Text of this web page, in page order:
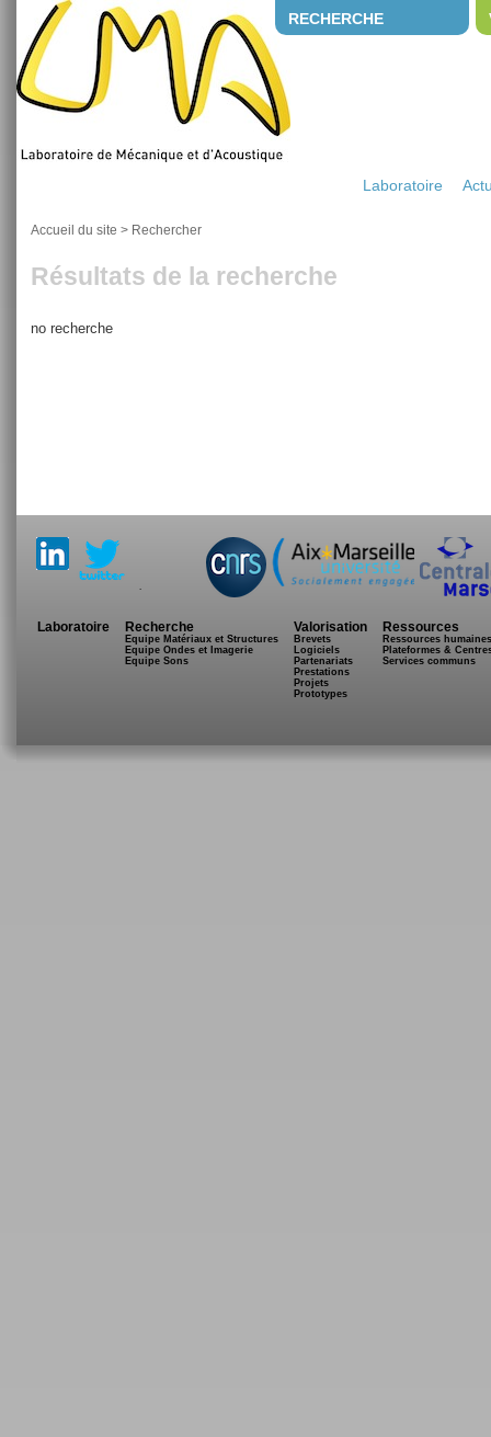
RECHERCHE
Laboratoire
Accueil du site > Rechercher
Résultats de la recherche
no recherche
Laboratoire Recherche
Equipe Matériaux et Structures
Equipe Ondes et Imagerie
Equipe Sons
Valorisation
Brevets
Logiciels
Partenariats
Prestations
Projets
Prototypes
Ressources
Ressources humaines
Plateformes &
Services communs